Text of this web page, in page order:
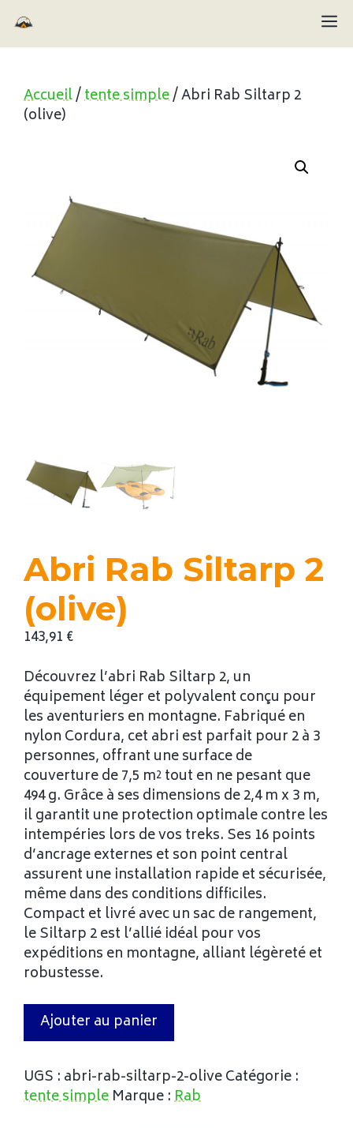
au
contenu
Accueil/tente simple/ Abri Rab Siltarp 2
(olive)
Abri Rab Siltarp 2
(olive)
143,91 €
Découvrez l’abri Rab Siltarp 2, un
équipement léger et polyvalent conçu pour
les aventuriers en montagne. Fabriqué en
nylon Cordura, cet abri est parfait pour 2 à 3
personnes, offrant une surface de
couverture de 7,5 m² tout en ne pesant que
494 g. Grâce à ses dimensions de 2,4 m x 3 m,
il garantit une protection optimale contre les
intempéries lors de vos treks. Ses 16 points
d’ancrage externes et son point central
assurent une installation rapide et sécurisée,
même dans des conditions difficiles.
Compact et livré avec un sac de rangement,
le Siltarp 2 est l’allié idéal pour vos
expéditions en montagne, alliant légèreté et
robustesse.
Ajouter au panier
UGS : abri-rab-siltarp-2-oliveCatégorie :
tente simple Marque :Rab